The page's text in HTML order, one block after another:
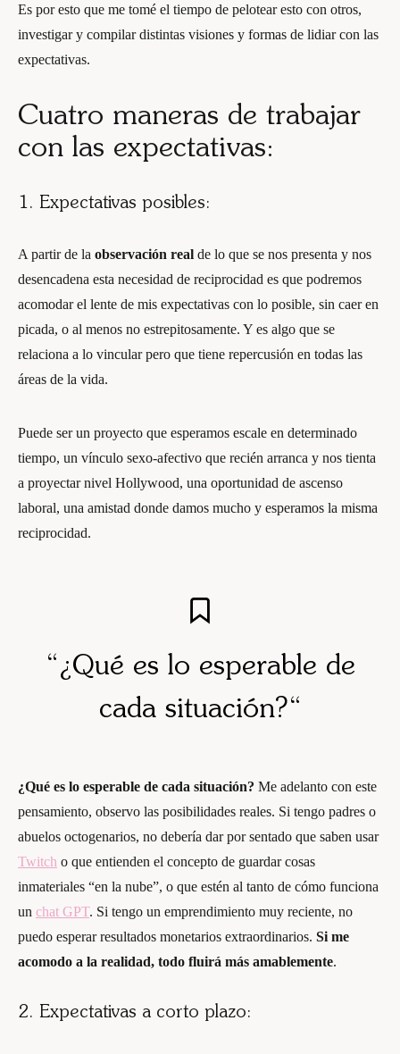
Es por esto que me tomé el tiempo de pelotear esto con otros,
investigar y compilar distintas visiones y formas de lidiar con las
expectativas.
Cuatro maneras de trabajar
con las expectativas:
1. Expectativas posibles:
A partir de la observación real de lo que se nos presenta y nos
desencadena esta necesidad de reciprocidad es que podremos
acomodar el lente de mis expectativas con lo posible, sin caer en
picada, o al menos no estrepitosamente. Y es algo que se
relaciona a lo vincular pero que tiene repercusión en todas las
áreas de la vida.
Puede ser un proyecto que esperamos escale en determinado
tiempo, un vínculo sexo-afectivo que recién arranca y nos tienta
a proyectar nivel Hollywood, una oportunidad de ascenso
laboral, una amistad donde damos mucho y esperamos la misma
reciprocidad.
“¿Qué es lo esperable de
cada situación?“
¿Qué es lo esperable de cada situación? Me adelanto con este
pensamiento, observo las posibilidades reales. Si tengo padres o
abuelos octogenarios, no debería dar por sentado que saben usar
Twitch o que entienden el concepto de guardar cosas
inmateriales “en la nube”, o que estén al tanto de cómo funciona
un chat GPT. Si tengo un emprendimiento muy reciente, no
puedo esperar resultados monetarios extraordinarios. Si me
acomodo a la realidad, todo fluirá más amablemente.
2. Expectativas a corto plazo: